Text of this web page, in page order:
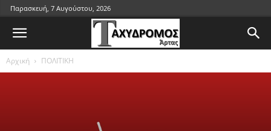
Παρασκευή, 7 Αυγούστου, 2026
Αρχική ΠΟΛΙΤΙΚΗ